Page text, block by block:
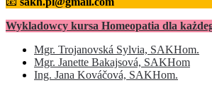
Wykladowcy kursa Homeopatia dla
Mgr. Trojanovská Sylvia, SAKHom.
Mgr. Janette Bakajsová, SAKHom
Ing. Jana Kováčová, SAKHom.